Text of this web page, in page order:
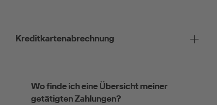
Kreditkartenabrechnung
Wo finde ich eine Übersicht meiner
getätigten Zahlungen?